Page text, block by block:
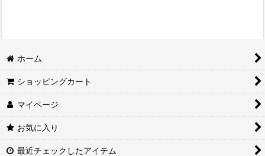
並び順
ホーム
ショッピングカート
マイページ
お気に入り
最近チェックしたアイテム